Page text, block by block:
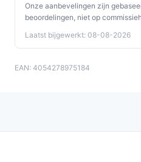
45 minuten looptijd en het
175 m². Voor zeer intensief
tapijtreiniging is dit model
geen zuigfunctionaliteit is.
Onze aanbevelingen zijn
beoordelingen, niet op
Laatst bijgewerkt: 08-08-2026
EAN: 4054278975184